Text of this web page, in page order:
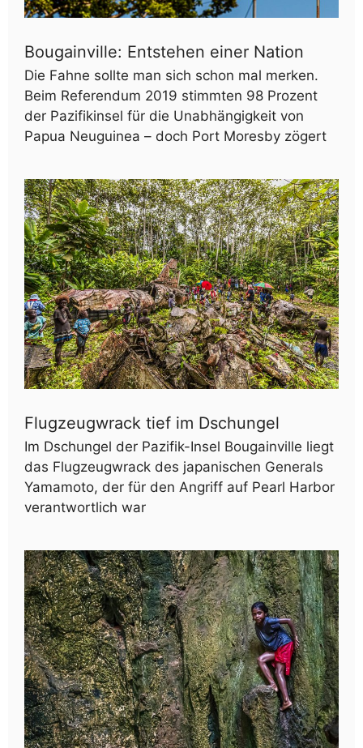
Bougainville: Entstehen einer Nation
Die Fahne sollte man sich schon mal merken.
Beim Referendum 2019 stimmten 98 Prozent
der Pazifikinsel für die Unabhängigkeit von
Papua Neuguinea – doch Port Moresby zögert
Flugzeugwrack tief im Dschungel
Im Dschungel der Pazifik-Insel Bougainville liegt
das Flugzeugwrack des japanischen Generals
Yamamoto, der für den Angriff auf Pearl Harbor
verantwortlich war